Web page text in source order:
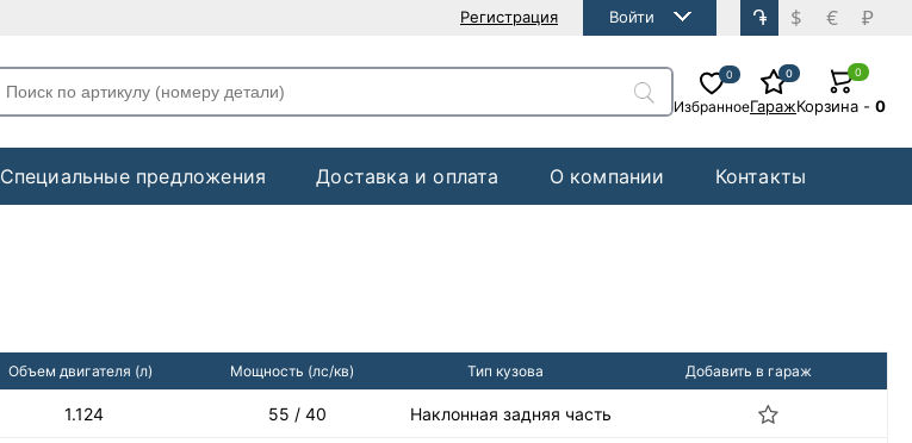
֏ $ € ₽
Регистрация Войти
Избранное
0
Гараж
0
Корзина
0
- 0
Специальные предложения Доставка и оплата О компании Контакты
Объем двигателя (л) Мощность (лс/кв) Тип кузова Добавить в гараж
1.124 55 / 40 Наклонная задняя часть